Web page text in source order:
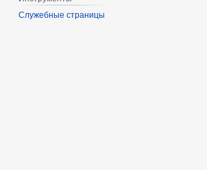
Служебные страницы